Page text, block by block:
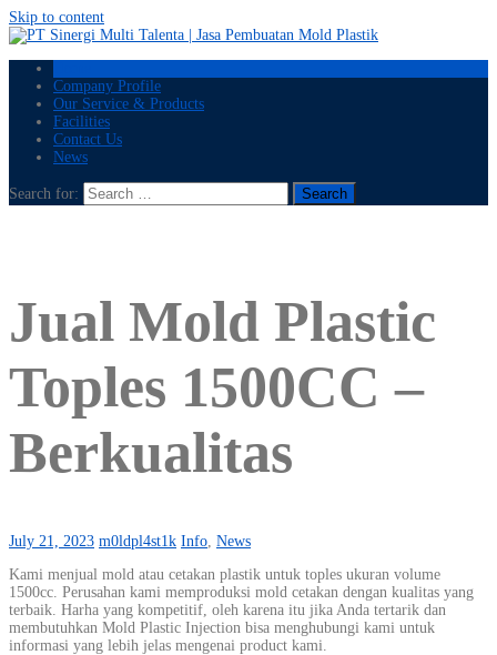
Skip to content
Company Profile
Our Service & Products
Facilities
Contact Us
News
Search for:
Jual Mold Plastic
Toples 1500CC –
Berkualitas
July 21, 2023 m0ldpl4st1k Info, News
Kami menjual mold atau cetakan plastik untuk toples ukuran volume
1500cc. Perusahan kami memproduksi mold cetakan dengan kualitas yang
terbaik. Harha yang kompetitif, oleh karena itu jika Anda tertarik dan
membutuhkan Mold Plastic Injection bisa menghubungi kami untuk
informasi yang lebih jelas mengenai product kami.